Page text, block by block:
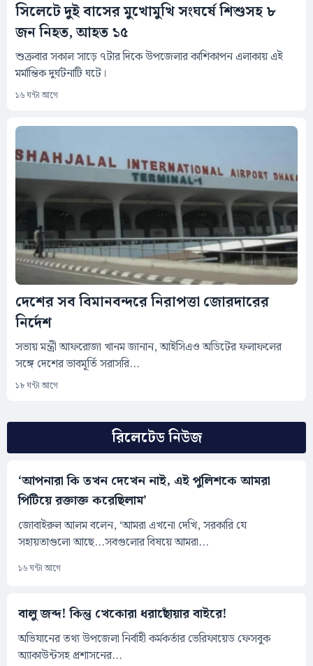
রিলেটেড নিউজ
‘আপনারা কি তখন দেখেন নাই, এই পুলিশকে আমরা
পিটিয়ে রক্তাক্ত করেছিলাম’
জোবাইরুল আলম বলেন, ‘আমরা এখনো দেখি, সরকারি যে
সহায়তাগুলো আছে...সবগুলোর বিষয়ে আমরা...
১৬ ঘন্টা আগে
বালু জব্দ! কিন্তু খেকোরা ধরাছোঁয়ার বাইরে!
অভিযানের তথ্য উপজেলা নির্বাহী কর্মকর্তার ভেরিফায়েড ফেসবুক
অ্যাকাউন্টসহ প্রশাসনের...
সিলেটে দুই বাসের মুখোমুখি সংঘর্ষে শিশুসহ ৮
জন নিহত, আহত ১৫
শুক্রবার সকাল সাড়ে ৭টার দিকে উপজেলার কাশিকাপন এলাকায় এই
মর্মান্তিক দুর্ঘটনাটি ঘটে।
১৬ ঘন্টা আগে
দেশের সব বিমানবন্দরে নিরাপত্তা জোরদারের
নির্দেশ
সভায় মন্ত্রী আফরোজা খানম জানান, আইসিএও অডিটের ফলাফলের
সঙ্গে দেশের ভাবমূর্তি সরাসরি...
১৮ ঘন্টা আগে